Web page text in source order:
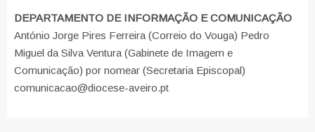
DEPARTAMENTO DE INFORMAÇÃO E COMUNICAÇÃO
António Jorge Pires Ferreira (Correio do Vouga) Pedro
Miguel da Silva Ventura (Gabinete de Imagem e
Comunicação) por nomear (Secretaria Episcopal)
comunicacao@diocese-aveiro.pt